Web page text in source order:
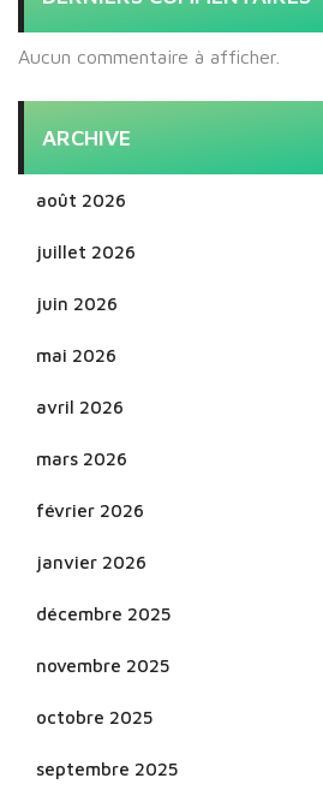
Aucun commentaire à afficher.
ARCHIVE
août 2026
juillet 2026
juin 2026
mai 2026
avril 2026
mars 2026
février 2026
janvier 2026
décembre 2025
novembre 2025
octobre 2025
septembre 2025